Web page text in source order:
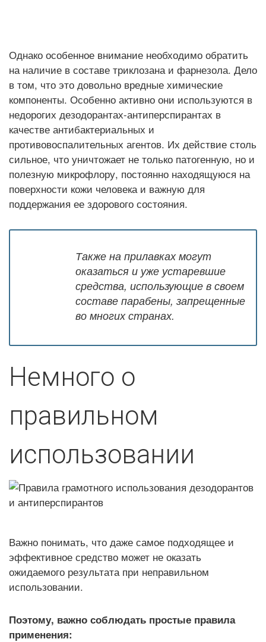
Однако особенное внимание необходимо обратить
на наличие в составе триклозана и фарнезола. Дело
в том, что это довольно вредные химические
компоненты. Особенно активно они используются в
недорогих дезодорантах-антиперспирантах в
качестве антибактериальных и
противовоспалительных агентов. Их действие столь
сильное, что уничтожает не только патогенную, но и
полезную микрофлору, постоянно находящуюся на
поверхности кожи человека и важную для
поддержания ее здорового состояния.
Также на прилавках могут
оказаться и уже устаревшие
средства, использующие в своем
составе парабены, запрещенные
во многих странах.
Немного о
правильном
использовании
Важно понимать, что даже самое подходящее и
эффективное средство может не оказать
ожидаемого результата при неправильном
использовании.
Поэтому, важно соблюдать простые правила
применения: